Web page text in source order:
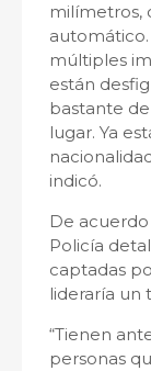
milímetros,
múltiples
están
bastante
lugar. Ya
indicó.
De acuerdo
Policía
captadas
lideraría un
“Tienen
personas